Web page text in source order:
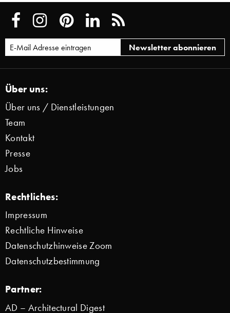
Über uns:
Über uns / Dienstleistungen
Team
Kontakt
Presse
Jobs
Rechtliches:
Impressum
Rechtliche Hinweise
Datenschutzhinweise Zoom
Datenschutzbestimmung
Partner:
AD – Architectural Digest